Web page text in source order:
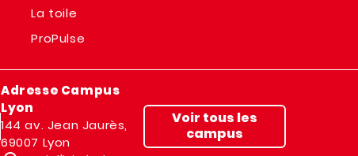
La toile
ProPulse
Adresse Campus
Lyon
144 av. Jean Jaurès,
69007 Lyon
Voir tous les
campus